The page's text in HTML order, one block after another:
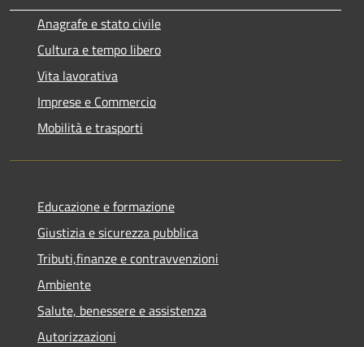
Anagrafe e stato civile
Cultura e tempo libero
Vita lavorativa
Imprese e Commercio
Mobilità e trasporti
Educazione e formazione
Giustizia e sicurezza pubblica
Tributi,finanze e contravvenzioni
Ambiente
Salute, benessere e assistenza
Autorizzazioni